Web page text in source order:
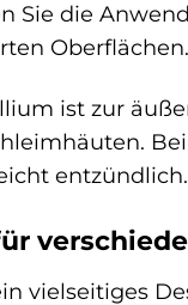
Sie die
Oberflächen.
ist zur
vielseitiges